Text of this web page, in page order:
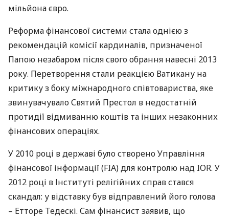
мільйона євро.
Реформа фінансової системи стала однією з
рекомендацій комісії кардиналів, призначеної
Папою незабаром після свого обрання навесні 2013
року. Перетворення стали реакцією Ватикану на
критику з боку міжнародного співтовариства, яке
звинувачувало Святий Престол в недостатній
протидії відмиванню коштів та інших незаконних
фінансових операціях.
У 2010 році в державі було створено Управління
фінансової інформації (FIA) для контролю над IOR. У
2012 році в Інституті релігійних справ стався
скандал: у відставку був відправлений його голова
– Етторе Тедескі. Сам фінансист заявив, що